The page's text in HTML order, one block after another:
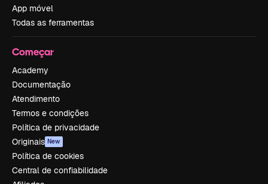
App móvel
Todas as ferramentas
Começar
Academy
Documentação
Atendimento
Termos e condições
Política de privacidade
Originais New
Política de cookies
Central de confiabilidade